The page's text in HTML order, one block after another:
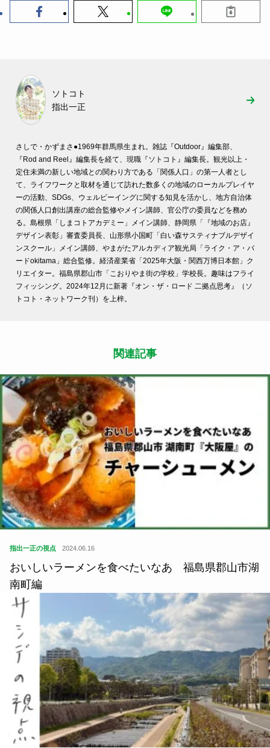
ソトコト
指出一正
さしで・かずまさ●1969年群馬県生まれ。雑誌『Outdoor』編集部、
『Rod and Reel』編集長を経て、現職『ソトコト』編集長。観光以上・
定住未満の新しい地域との関わり方である「関係人口」の第一人者とし
て、ライフワークと取材を通じて訪れた数多くの地域のローカルプレイヤ
ーの活動、SDGs、ウェルビーイングに関する知見を活かし、地方自治体
の関係人口創出講座の総合監修やメイン講師、官公庁の委員などを務め
る。島根県「しまコトアカデミー」メイン講師、静岡県「『地域のお店』
デザイン表彰」審査委員長、山形県小国町「白い森サスティナブルデザイ
ンスクール」メイン講師、やまがたアルカディア観光局「ライク・ア・バ
ードokitama」総合監修。経済産業省「2025年大阪・関西万博日本館」ク
リエイター。福島県郡山市「こおりやま街の学校」学校長。趣味はフライ
フィッシング。2024年12月に新著『オン・ザ・ロード 二拠点思考』（ソ
トコト・ネットワーク刊）を上梓。
関連記事
指出一正の視点 2024.06.16
おいしいラーメンを食べたいなあ 福島県郡山市湖
南町編